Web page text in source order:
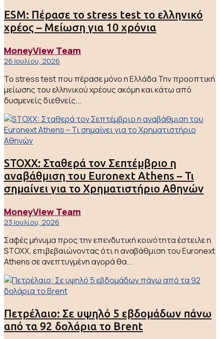
ESM: Πέρασε το stress test το ελληνικό
χρέος – Μείωση για 10 χρόνια
MoneyView Team
26 Ιουλίου, 2026
Το stress test που πέρασε μόνο η Ελλάδα Την προοπτική
μείωσης του ελληνικού χρέους ακόμη και κάτω από
δυσμενείς διεθνείς...
STOXX: Σταθερά τον Σεπτέμβριο η
αναβάθμιση του Euronext Athens – Τι
σημαίνει για το Χρηματιστήριο Αθηνών
MoneyView Team
23 Ιουλίου, 2026
Σαφές μήνυμα προς την επενδυτική κοινότητα έστειλε η
STOXX, επιβεβαιώνοντας ότι η αναβάθμιση του Euronext
Athens σε ανεπτυγμένη αγορά θα...
Πετρέλαιο: Σε υψηλό 5 εβδομάδων πάνω
από τα 92 δολάρια το Brent